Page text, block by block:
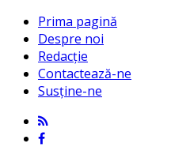
Prima pagină
Despre noi
Redacție
Contactează-ne
Susține-ne